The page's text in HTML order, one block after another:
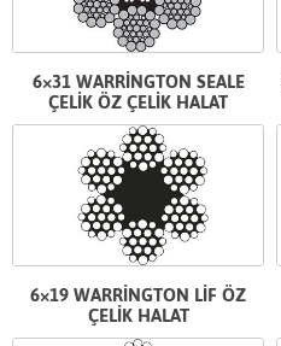
6×31 WARRİNGTON SEALE
ÇELİK ÖZ ÇELİK HALAT
6×19 WARRİNGTON LİF ÖZ
ÇELİK HALAT